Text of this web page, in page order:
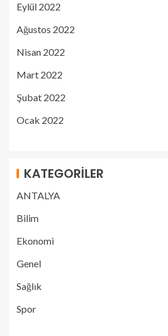
Eylül 2022
Ağustos 2022
Nisan 2022
Mart 2022
Şubat 2022
Ocak 2022
KATEGORILER
ANTALYA
Bilim
Ekonomi
Genel
Sağlık
Spor